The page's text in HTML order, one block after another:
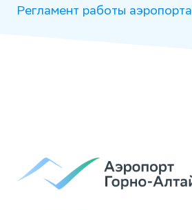
Регламент работы аэропорта